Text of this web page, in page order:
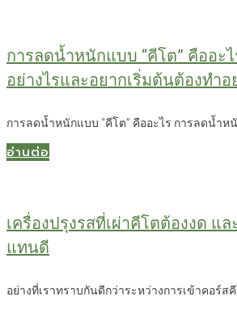
การลดน้ำหนักแบบ “คีโต” คืออะ
อย่างไรและอยากเริ่มต้นต้องทำอ
การลดน้ำหนักแบบ “คีโต” คืออะไร การลดน้ำหนั
อ่านต่อ
เครื่องปรุงรสที่เผ่าคีโตต้องงด แ
แทนดี
อย่างที่เราทราบกันดีกว่าระหว่างการเข้าคอร์สคี